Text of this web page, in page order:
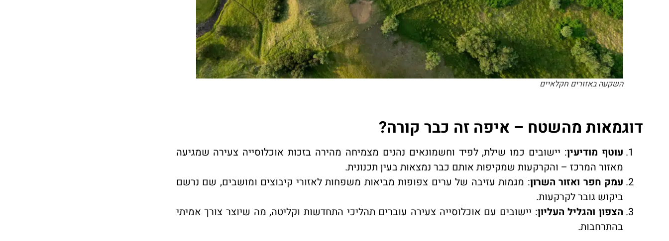
השקעה באזורים חקלאיים
דוגמאות מהשטח – איפה זה כבר קורה?
עוטף מודיעין: יישובים כמו שילת, לפיד וחשמונאים נהנים מצמיחה מהירה בזכות אוכלוסייה צעירה שמגיעה
מאזור המרכז – והקרקעות שמקיפות אותם כבר נמצאות בעין תכנונית.
עמק חפר ואזור השרון: מגמות עזיבה של ערים צפופות מביאות משפחות לאזורי קיבוצים ומושבים, שם נרשם
ביקוש גובר לקרקעות.
הצפון והגליל העליון: יישובים עם אוכלוסייה צעירה עוברים תהליכי התחדשות וקליטה, מה שיוצר צורך אמיתי
בהתרחבות.